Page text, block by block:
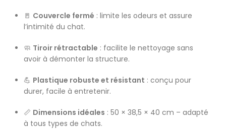
🚪 Couvercle fermé : limite les odeurs et assure
l’intimité du chat.
🧼 Tiroir rétractable : facilite le nettoyage sans
avoir à démonter la structure.
💪 Plastique robuste et résistant : conçu pour
durer, facile à entretenir.
📏 Dimensions idéales : 50 × 38,5 × 40 cm – adapté
à tous types de chats.